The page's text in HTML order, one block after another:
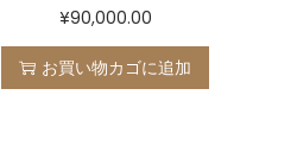
¥90,000.00
お買い物カゴに追加